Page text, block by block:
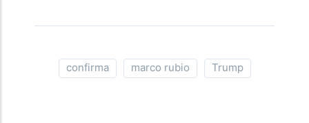
confirma marco rubio Trump